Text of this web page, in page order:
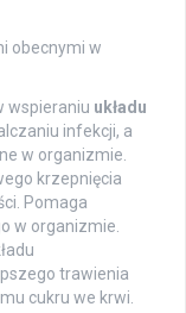
obecnymi w
wspieraniu układu
infekcji, a
w organizmie.
krzepnięcia
Pomaga
w organizmie.
trawienia
cukru we krwi.